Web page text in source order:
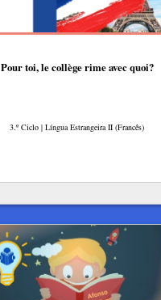
Pour toi, le collège rime avec quoi?
3.º Ciclo | Língua Estrangeira II (Francês)